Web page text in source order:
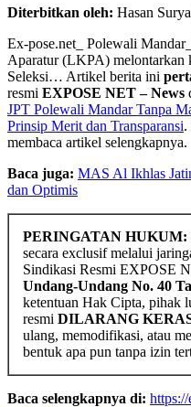
Diterbitkan oleh: Hasan
Ex-pose.net_ Polewali
Aparatur (LKPA) melontarkan
Seleksi… Artikel berita ini
resmi EXPOSE NET – News
JPT Polewali Mandar Tanpa
Prinsip Merit dan Transparansi.
membaca artikel selengkapnya.
Baca juga: MAS Al Ikhlas
dan Optimis
PERINGATAN HUKUM:
secara exclusif melalui
Sindikasi Resmi EXPOSE
Undang-Undang No. 40
ketentuan Hak Cipta, pihak
resmi DILARANG
ulang, memodifikasi, atau
bentuk apa pun tanpa izin
Baca selengkapnya di: